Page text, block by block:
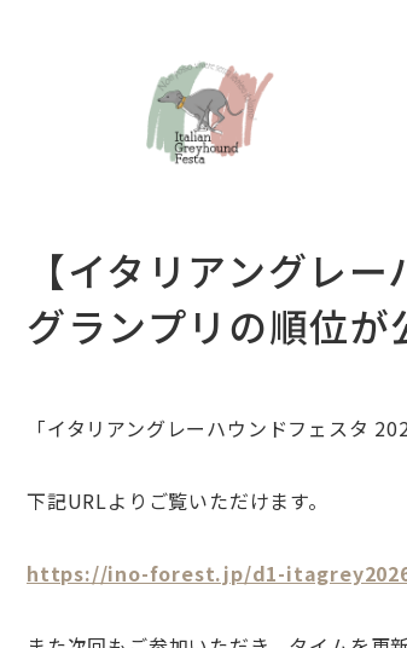
【イタリアングレ
グランプリの順位が
「イタリアングレーハウンドフェスタ
下記URLよりご覧いただけます。
https://ino-forest.jp/d1-